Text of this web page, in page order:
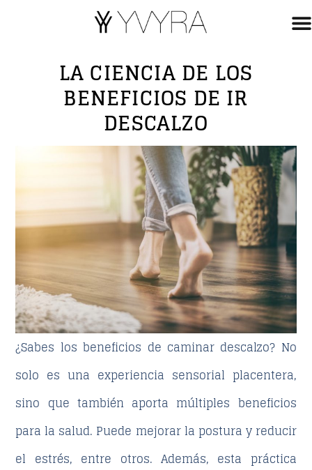
LA CIENCIA DE LOS
BENEFICIOS DE IR
DESCALZO
¿Sabes losbeneficios de caminar descalzo? No
solo es una experiencia sensorial placentera,
sino que también aporta múltiples beneficios
para la salud. Puede mejorar la postura y reducir
el estrés, entre otros. Además, esta práctica